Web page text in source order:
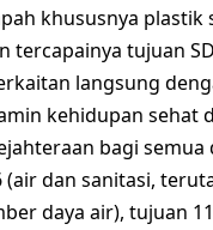
khususnya plastik
tercapainya tujuan
langsung
kehidupan sehat
bagi semua
(air dan sanitasi,
daya air), tujuan 11